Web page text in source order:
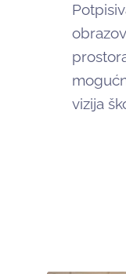
vizija